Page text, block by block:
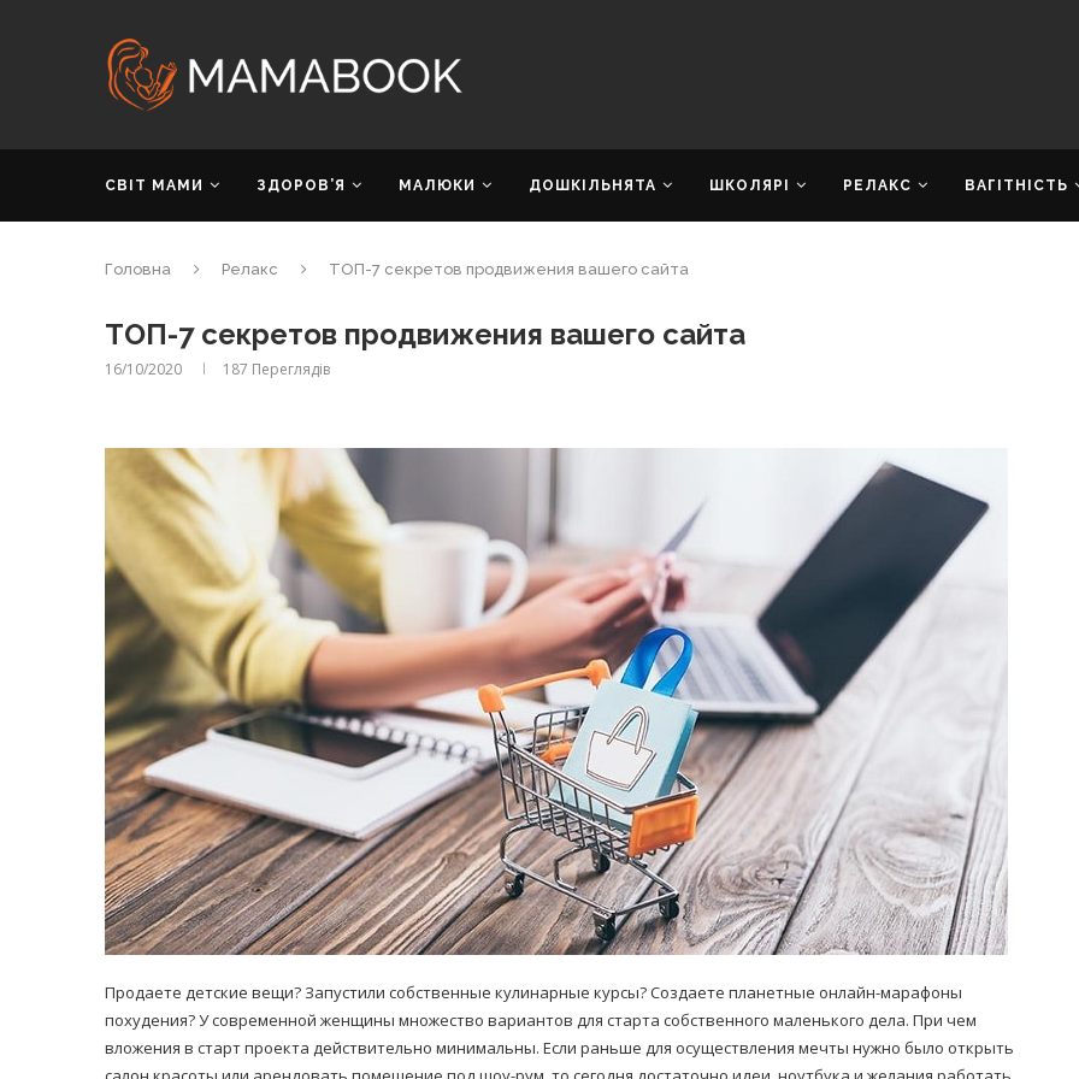
СВІТ МАМИ ЗДОРОВ’Я МАЛЮКИ ДОШКІЛЬНЯТА ШКОЛЯРІ РЕЛАКС ВАГІТНІСТЬ
Головна Релакс ТОП-7 секретов продвижения вашего сайта
ТОП-7 секретов продвижения вашего сайта
16/10/2020 187 Переглядів
Продаете детские вещи? Запустили собственные кулинарные курсы? Создаете планетные онлайн-марафоны
похудения? У современной женщины множество вариантов для старта собственного маленького дела. При чем
вложения в старт проекта действительно минимальны. Если раньше для осуществления мечты нужно было открыть
принимать
никакого кипятка
30/Січ/2021
Лікарі назвали симптоми
коронавірусу в дітей
14/Бер/2020
Попробуйте рецепт
легендарного супа доктора
Моро, который без...
08/Січ/2021